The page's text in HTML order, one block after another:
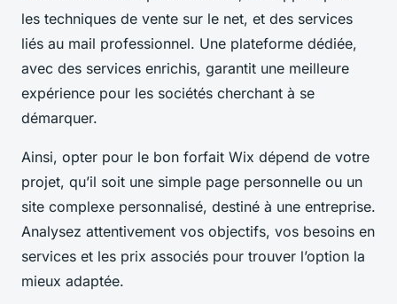
les techniques de vente sur le net, et des services
liés au mail professionnel. Une plateforme dédiée,
avec des services enrichis, garantit une meilleure
expérience pour les sociétés cherchant à se
démarquer.
Ainsi, opter pour le bon forfait Wix dépend de votre
projet, qu’il soit une simple page personnelle ou un
site complexe personnalisé, destiné à une entreprise.
Analysez attentivement vos objectifs, vos besoins en
services et les prix associés pour trouver l’option la
mieux adaptée.